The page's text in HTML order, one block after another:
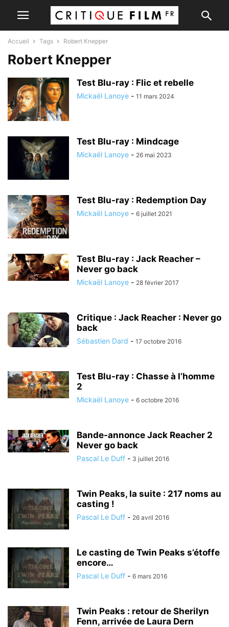
Accueil Tags Robert Knepper
Robert Knepper
Test Blu-ray : Flic et rebelle
Mickaël Lanoye - 11 mars 2024
Test Blu-ray : Mindcage
Mickaël Lanoye - 26 mai 2023
Test Blu-ray : Redemption Day
Mickaël Lanoye - 6 juillet 2021
Test Blu-ray : Jack Reacher –
Never go back
Mickaël Lanoye - 28 février 2017
Critique : Jack Reacher : Never go
back
Sébastien Dard - 17 octobre 2016
Test Blu-ray : Chasse à l’homme
2
Mickaël Lanoye - 6 octobre 2016
Bande-annonce Jack Reacher 2
Never go back
Pascal Le Duff - 3 juillet 2016
Twin Peaks, la suite : 217 noms au
casting !
Pascal Le Duff - 26 avril 2016
Le casting de Twin Peaks s’étoffe
encore…
Pascal Le Duff - 6 mars 2016
Twin Peaks : retour de Sherilyn
Fenn, arrivée de Laura Dern